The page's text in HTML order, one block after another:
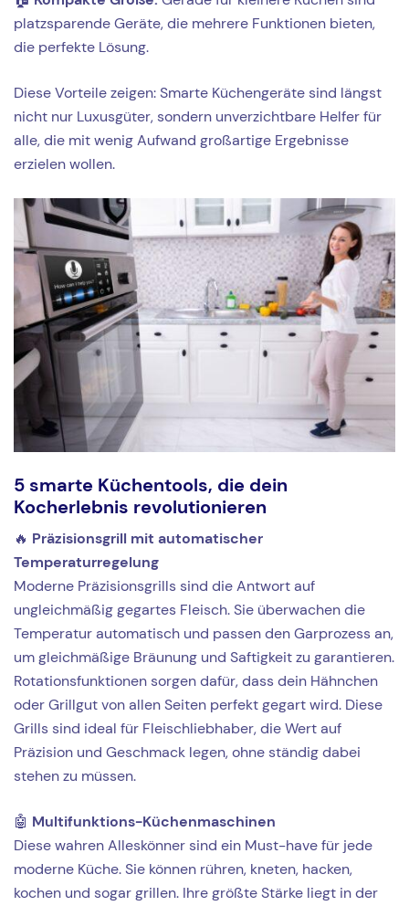
platzsparende Geräte, die mehrere Funktionen bieten,
die perfekte Lösung.
Diese Vorteile zeigen: Smarte Küchengeräte sind längst
nicht nur Luxusgüter, sondern unverzichtbare Helfer für
alle, die mit wenig Aufwand großartige Ergebnisse
erzielen wollen.
5 smarte Küchentools, die dein
Kocherlebnis revolutionieren
🔥 Präzisionsgrill mit automatischer
Temperaturregelung
Moderne Präzisionsgrills sind die Antwort auf
ungleichmäßig gegartes Fleisch. Sie überwachen die
Temperatur automatisch und passen den Garprozess an,
um gleichmäßige Bräunung und Saftigkeit zu garantieren.
Rotationsfunktionen sorgen dafür, dass dein Hähnchen
oder Grillgut von allen Seiten perfekt gegart wird. Diese
Grills sind ideal für Fleischliebhaber, die Wert auf
Präzision und Geschmack legen, ohne ständig dabei
stehen zu müssen.
🤖 Multifunktions-Küchenmaschinen
Diese wahren Alleskönner sind ein Must-have für jede
moderne Küche. Sie können rühren, kneten, hacken,
kochen und sogar grillen. Ihre größte Stärke liegt in der